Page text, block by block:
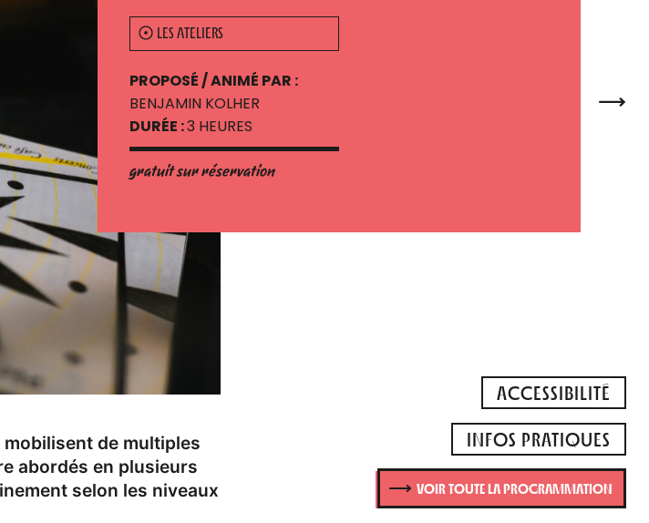
LES ATELIERS
PROPOSÉ / ANIMÉ PAR :
BENJAMIN KOLHER
DURÉE :3 HEURES
gratuit sur réservation
de multiples
abordés en plusieurs
selon les niveaux
ACCESSIBILITÉ
INFOS PRATIQUES
VOIR TOUTE LA PROGRAMMATION